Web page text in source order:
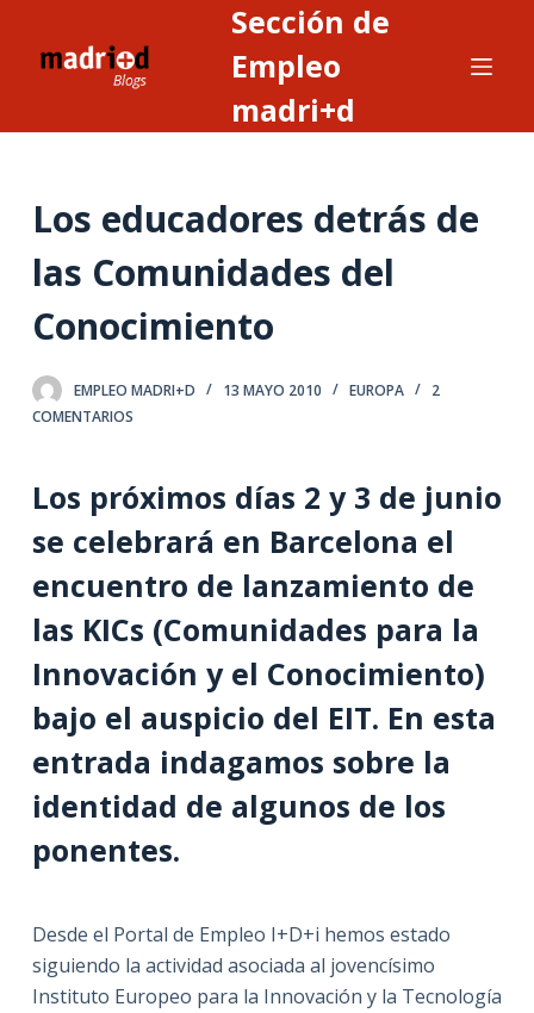
n
e
n
Sección de
Empleo
madri+d
Los educadores detrás de
las Comunidades del
Conocimiento
EMPLEO MADRI+D 13 MAYO 2010 EUROPA
2
COMENTARIOS
Los próximos días 2 y 3 de junio
se celebrará en Barcelona el
encuentro de lanzamiento de
las KICs (Comunidades para la
Innovación y el Conocimiento)
bajo el auspicio del EIT. En esta
entrada indagamos sobre la
identidad de algunos de los
ponentes.
Desde el Portal de Empleo I+D+i hemos estado
siguiendo la actividad asociada al jovencísimo
Instituto Europeo para la Innovación y la Tecnología